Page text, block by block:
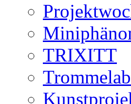
TRIXITT